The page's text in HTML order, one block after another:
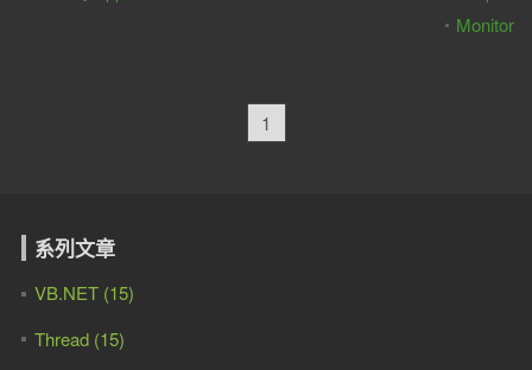
Monitor
1
系列文章
VB.NET (15)
Thread (15)